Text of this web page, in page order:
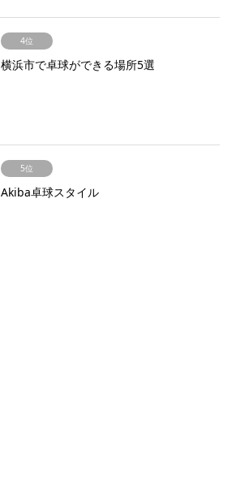
4位
横浜市で卓球ができる場所5選
5位
Akiba卓球スタイル